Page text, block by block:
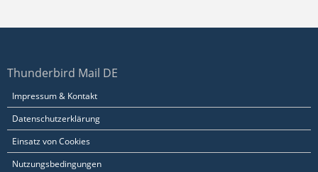
Thunderbird Mail DE
Impressum & Kontakt
Datenschutzerklärung
Einsatz von Cookies
Nutzungsbedingungen